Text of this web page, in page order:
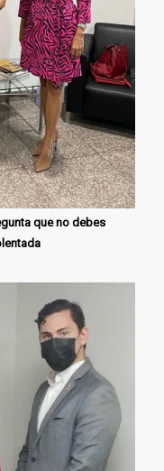
que no debes